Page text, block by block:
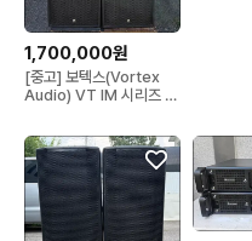
1,700,000원
[중고] 보텍스(Vortex
Audio) VT IM 시리즈 패
우퍼)